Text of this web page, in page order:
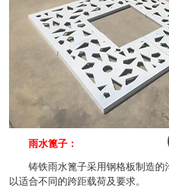
雨水篦子：
铸铁雨水篦子采用钢格板制造的
以适合不同的跨距载荷及要求。